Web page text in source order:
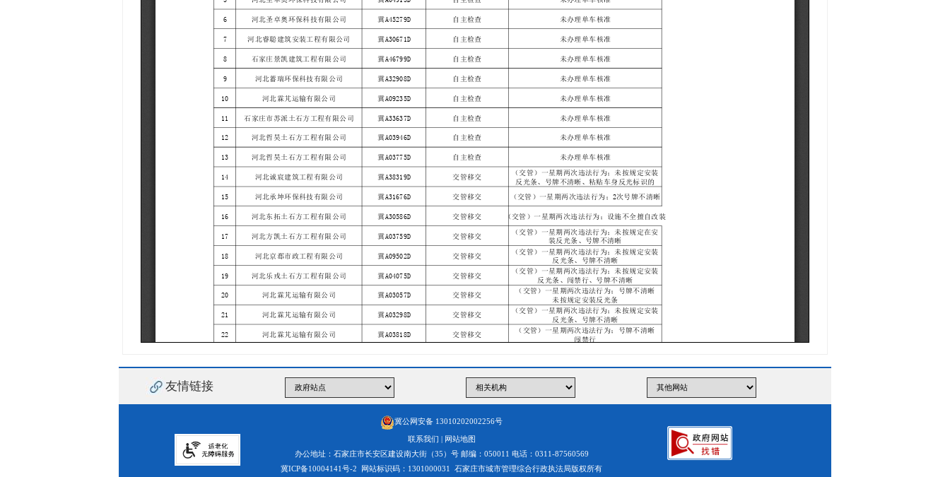
友情链接
冀公网安备 13010202002256号
联系我们 | 网站地图
办公地址：石家庄市长安区建设南大街（35）号 邮编：050011 电话：0311-87560569
冀ICP备10004141号-2
网站标识码：1301000031 石家庄市城市管理综合行政执法局版权所有